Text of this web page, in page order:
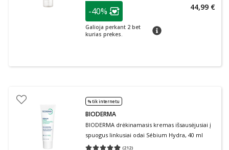
patarimas
Lojalumo klubo narių nuolaida
-40%
Galioja perkant 2 bet
kurias prekes.
patarimas
44,99 €
% tik internetu
BIODERMA
BIODERMA drėkinamasis kremas išsausėjusiai į
spuogus linkusiai odai Sébium Hydra, 40 ml
(212)